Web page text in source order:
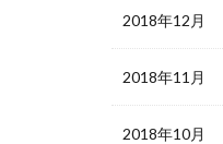
2018年12月
2018年11月
2018年10月